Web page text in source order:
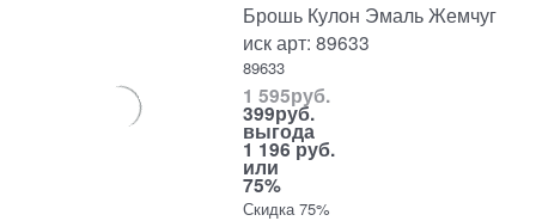
Брошь Кулон Эмаль Жемчуг
иск арт: 89633
89633
1 595руб.
399руб.
выгода
1 196 руб.
или
75%
Скидка 75%